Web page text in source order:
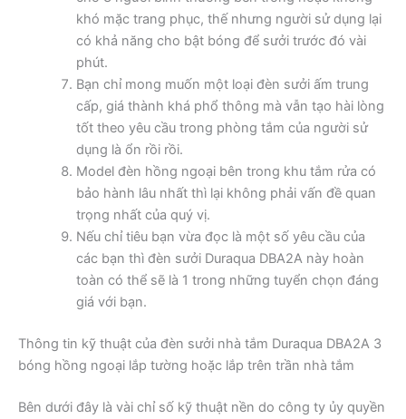
khó mặc trang phục, thế nhưng người sử dụng lại
có khả năng cho bật bóng để sưởi trước đó vài
phút.
Bạn chỉ mong muốn một loại đèn sưởi ấm trung
cấp, giá thành khá phổ thông mà vẫn tạo hài lòng
tốt theo yêu cầu trong phòng tắm của người sử
dụng là ổn rồi rồi.
Model đèn hồng ngoại bên trong khu tắm rửa có
bảo hành lâu nhất thì lại không phải vấn đề quan
trọng nhất của quý vị.
Nếu chỉ tiêu bạn vừa đọc là một số yêu cầu của
các bạn thì đèn sưởi Duraqua DBA2A này hoàn
toàn có thể sẽ là 1 trong những tuyển chọn đáng
giá với bạn.
Thông tin kỹ thuật của đèn sưởi nhà tắm Duraqua DBA2A 3
bóng hồng ngoại lắp tường hoặc lắp trên trần nhà tắm
Bên dưới đây là vài chỉ số kỹ thuật nền do công ty ủy quyền